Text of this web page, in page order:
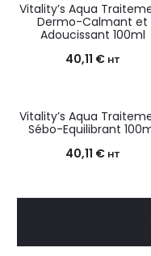
Vitality’s Aqua
Dermo-Calmant et
Adoucissant 100ml
40,11 € HT
Vitality’s Aqua
Sébo-Equilibrant
40,11 € HT